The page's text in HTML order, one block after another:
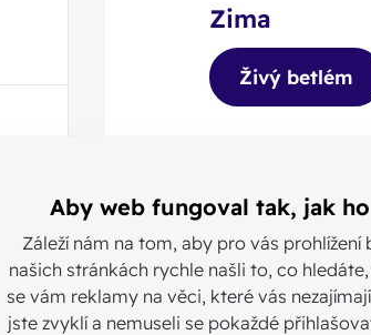
Zima
Živý betlém
Aby web fungoval tak, jak
Záleží nám na tom, aby pro vás
našich stránkách rychle našli to, co
se vám reklamy na věci, které vás
jste zvyklí a nemuseli se pokaždé